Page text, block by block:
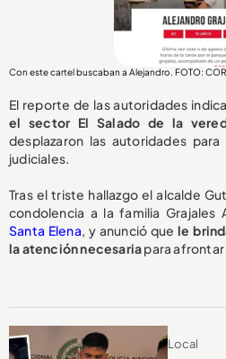
Con este cartel buscaban a Alejandro. FOTO:
El reporte de las autoridades
el sector El Salado de la
desplazaron las autoridades
judiciales.
Tras el triste hallazgo el alcalde
condolencia a la familia Grajales
Santa Elena, y anunció quele
la atención necesariapara
Local